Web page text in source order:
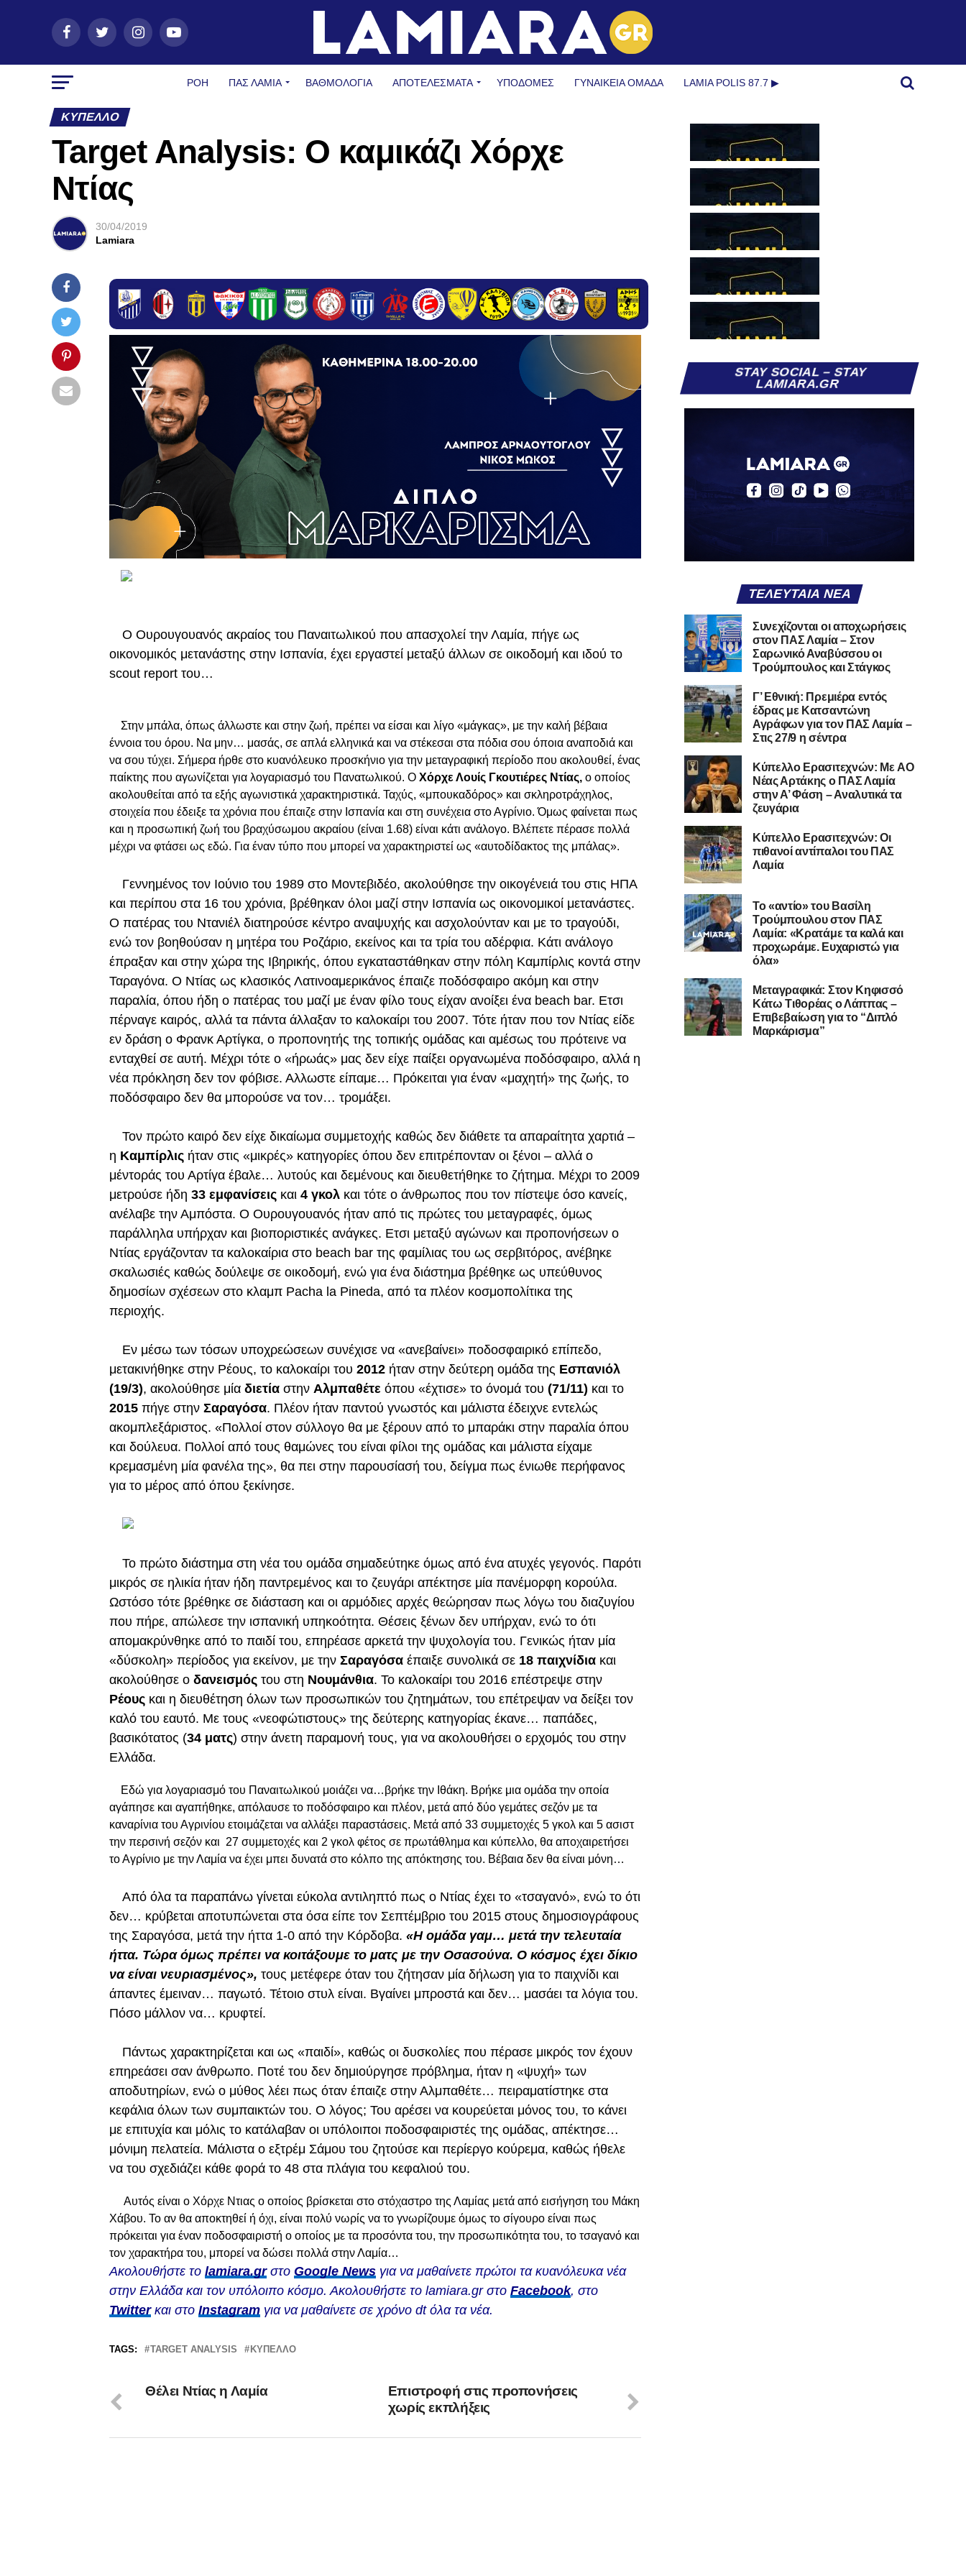
ΡΟΗ ΠΑΣ ΛΑΜΊΑ ΒΑΘΜΟΛΟΓΙΑ ΑΠΟΤΕΛΕΣΜΑΤΑ ΥΠΟΔΟΜΈΣ ΓΥΝΑΙΚΕΊΑ ΟΜΆΔΑ LAMIA POLIS 87.7 ▶︎
ΚΎΠΕΛΛΟ
Target Analysis: Ο καμικάζι Χόρχε
Ντίας
30/04/2019
Lamiara
Ο Ουρουγουανός ακραίος του Παναιτωλικού που απασχολεί την Λαμία, πήγε ως
οικονομικός μετανάστης στην Ισπανία, έχει εργαστεί μεταξύ άλλων σε οικοδομή και ιδού το
scout report του…
Στην μπάλα, όπως άλλωστε και στην ζωή, πρέπει να είσαι και λίγο «μάγκας», με την καλή βέβαια
έννοια του όρου. Να μην… μασάς, σε απλά ελληνικά και να στέκεσαι στα πόδια σου όποια αναποδιά και
να σου τύχει. Σήμερα ήρθε στο κυανόλευκο προσκήνιο για την μεταγραφική περίοδο που ακολουθεί, ένας
παίκτης που αγωνίζεται για λογαριασμό του Πανατωλικού. Ο Χόρχε Λουίς Γκουτιέρες Ντίας, ο οποίος
ακολουθείται από τα εξής αγωνιστικά χαρακτηριστικά. Ταχύς, «μπουκαδόρος» και σκληροτράχηλος,
στοιχεία που έδειξε τα χρόνια που έπαιζε στην Ισπανία και στη συνέχεια στο Αγρίνιο. Όμως φαίνεται πως
και η προσωπική ζωή του βραχύσωμου ακραίου (είναι 1.68) είναι κάτι ανάλογο. Βλέπετε πέρασε πολλά
μέχρι να φτάσει ως εδώ. Για έναν τύπο που μπορεί να χαρακτηριστεί ως «αυτοδίδακτος της μπάλας».
Γεννημένος τον Ιούνιο του 1989 στο Μοντεβιδέο, ακολούθησε την οικογένειά του στις ΗΠΑ
και περίπου στα 16 του χρόνια, βρέθηκαν όλοι μαζί στην Ισπανία ως οικονομικοί μετανάστες.
Ο πατέρας του Ντανιέλ διατηρούσε κέντρο αναψυχής και ασχολούνταν και με το τραγούδι,
ενώ τον βοηθούσαν η μητέρα του Ροζάριο, εκείνος και τα τρία του αδέρφια. Κάτι ανάλογο
έπραξαν και στην χώρα της Ιβηρικής, όπου εγκαταστάθηκαν στην πόλη Καμπίρλις κοντά στην
Ταραγόνα. Ο Ντίας ως κλασικός Λατινοαμερικάνος έπαιζε ποδόσφαιρο ακόμη και στην
παραλία, όπου ήδη ο πατέρας του μαζί με έναν φίλο τους είχαν ανοίξει ένα beach bar. Ετσι
πέρναγε καιρός, αλλά τα πάντα άλλαξαν το καλοκαίρι του 2007. Τότε ήταν που τον Ντίας είδε
εν δράση ο Φρανκ Αρτίγκα, ο προπονητής της τοπικής ομάδας και αμέσως του πρότεινε να
ενταχθεί σε αυτή. Μέχρι τότε ο «ήρωάς» μας δεν είχε παίξει οργανωμένα ποδόσφαιρο, αλλά η
νέα πρόκληση δεν τον φόβισε. Αλλωστε είπαμε… Πρόκειται για έναν «μαχητή» της ζωής, το
ποδόσφαιρο δεν θα μπορούσε να τον… τρομάξει.
Τον πρώτο καιρό δεν είχε δικαίωμα συμμετοχής καθώς δεν διάθετε τα απαραίτητα χαρτιά –
η Καμπίρλις ήταν στις «μικρές» κατηγορίες όπου δεν επιτρέπονταν οι ξένοι – αλλά ο
μέντοράς του Αρτίγα έβαλε… λυτούς και δεμένους και διευθετήθηκε το ζήτημα. Μέχρι το 2009
μετρούσε ήδη 33 εμφανίσεις και 4 γκολ και τότε ο άνθρωπος που τον πίστεψε όσο κανείς,
ανέλαβε την Αμπόστα. Ο Ουρουγουανός ήταν από τις πρώτες του μεταγραφές, όμως
παράλληλα υπήρχαν και βιοποριστικές ανάγκες. Ετσι μεταξύ αγώνων και προπονήσεων ο
Ντίας εργάζονταν τα καλοκαίρια στο beach bar της φαμίλιας του ως σερβιτόρος, ανέβηκε
σκαλωσιές καθώς δούλεψε σε οικοδομή, ενώ για ένα διάστημα βρέθηκε ως υπεύθυνος
δημοσίων σχέσεων στο κλαμπ Pacha la Pineda, από τα πλέον κοσμοπολίτικα της
περιοχής.
Εν μέσω των τόσων υποχρεώσεων συνέχισε να «ανεβαίνει» ποδοσφαιρικό επίπεδο,
μετακινήθηκε στην Ρέους, το καλοκαίρι του 2012 ήταν στην δεύτερη ομάδα της Εσπανιόλ
(19/3), ακολούθησε μία διετία στην Αλμπαθέτε όπου «έχτισε» το όνομά του (71/11) και το
2015 πήγε στην Σαραγόσα. Πλέον ήταν παντού γνωστός και μάλιστα έδειχνε εντελώς
ακομπλεξάριστος. «Πολλοί στον σύλλογο θα με ξέρουν από το μπαράκι στην παραλία όπου
και δούλευα. Πολλοί από τους θαμώνες του είναι φίλοι της ομάδας και μάλιστα είχαμε
κρεμασμένη μία φανέλα της», θα πει στην παρουσίασή του, δείγμα πως ένιωθε περήφανος
για το μέρος από όπου ξεκίνησε.
Το πρώτο διάστημα στη νέα του ομάδα σημαδεύτηκε όμως από ένα ατυχές γεγονός. Παρότι
μικρός σε ηλικία ήταν ήδη παντρεμένος και το ζευγάρι απέκτησε μία πανέμορφη κορούλα.
Ωστόσο τότε βρέθηκε σε διάσταση και οι αρμόδιες αρχές θεώρησαν πως λόγω του διαζυγίου
που πήρε, απώλεσε την ισπανική υπηκοότητα. Θέσεις ξένων δεν υπήρχαν, ενώ το ότι
απομακρύνθηκε από το παιδί του, επηρέασε αρκετά την ψυχολογία του. Γενικώς ήταν μία
«δύσκολη» περίοδος για εκείνον, με την Σαραγόσα έπαιξε συνολικά σε 18 παιχνίδια και
ακολούθησε ο δανεισμός του στη Νουμάνθια. Το καλοκαίρι του 2016 επέστρεψε στην
Ρέους και η διευθέτηση όλων των προσωπικών του ζητημάτων, του επέτρεψαν να δείξει τον
καλό του εαυτό. Με τους «νεοφώτιστους» της δεύτερης κατηγορίας έκανε… παπάδες,
βασικότατος (34 ματς) στην άνετη παραμονή τους, για να ακολουθήσει ο ερχομός του στην
Ελλάδα.
Εδώ για λογαριασμό του Παναιτωλικού μοιάζει να…βρήκε την Ιθάκη. Βρήκε μια ομάδα την οποία
αγάπησε και αγαπήθηκε, απόλαυσε το ποδόσφαιρο και πλέον, μετά από δύο γεμάτες σεζόν με τα
καναρίνια του Αγρινίου ετοιμάζεται να αλλάξει παραστάσεις. Μετά από 33 συμμετοχές 5 γκολ και 5 ασιστ
την περσινή σεζόν και 27 συμμετοχές και 2 γκολ φέτος σε πρωτάθλημα και κύπελλο, θα αποχαιρετήσει
το Αγρίνιο με την Λαμία να έχει μπει δυνατά στο κόλπο της απόκτησης του. Βέβαια δεν θα είναι μόνη…
Από όλα τα παραπάνω γίνεται εύκολα αντιληπτό πως ο Ντίας έχει το «τσαγανό», ενώ το ότι
δεν… κρύβεται αποτυπώνεται στα όσα είπε τον Σεπτέμβριο του 2015 στους δημοσιογράφους
της Σαραγόσα, μετά την ήττα 1-0 από την Κόρδοβα. «Η ομάδα γαμ… μετά την τελευταία
ήττα. Τώρα όμως πρέπει να κοιτάξουμε το ματς με την Οσασούνα. Ο κόσμος έχει δίκιο
να είναι νευριασμένος», τους μετέφερε όταν του ζήτησαν μία δήλωση για το παιχνίδι και
άπαντες έμειναν… παγωτό. Τέτοιο στυλ είναι. Βγαίνει μπροστά και δεν… μασάει τα λόγια του.
Πόσο μάλλον να… κρυφτεί.
Πάντως χαρακτηρίζεται και ως «παιδί», καθώς οι δυσκολίες που πέρασε μικρός τον έχουν
επηρεάσει σαν άνθρωπο. Ποτέ του δεν δημιούργησε πρόβλημα, ήταν η «ψυχή» των
αποδυτηρίων, ενώ ο μύθος λέει πως όταν έπαιζε στην Αλμπαθέτε… πειραματίστηκε στα
κεφάλια όλων των συμπαικτών του. Ο λόγος; Του αρέσει να κουρεύεται μόνος του, το κάνει
με επιτυχία και μόλις το κατάλαβαν οι υπόλοιποι ποδοσφαιριστές της ομάδας, απέκτησε…
μόνιμη πελατεία. Μάλιστα ο εξτρέμ Σάμου του ζητούσε και περίεργο κούρεμα, καθώς ήθελε
να του σχεδιάζει κάθε φορά το 48 στα πλάγια του κεφαλιού του.
Aυτός είναι ο Χόρχε Ντιας ο οποίος βρίσκεται στο στόχαστρο της Λαμίας μετά από εισήγηση του Μάκη
Χάβου. Το αν θα αποκτηθεί ή όχι, είναι πολύ νωρίς να το γνωρίζουμε όμως το σίγουρο είναι πως
πρόκειται για έναν ποδοσφαιριστή ο οποίος με τα προσόντα του, την προσωπικότητα του, το τσαγανό και
τον χαρακτήρα του, μπορεί να δώσει πολλά στην Λαμία…
Ακολουθήστε το lamiara.grστο Google News για να μαθαίνετε πρώτοι τα κυανόλευκα νέα
στην Ελλάδα και τον υπόλοιπο κόσμο. Ακολουθήστε το lamiara.gr στο Facebook, στο
Twitterκαι στο Instagram για να μαθαίνετε σε χρόνο dt όλα τα νέα.
TAGS: TARGET ANALYSIS ΚΎΠΕΛΛΟ
Επιστροφή στις προπονήσεις
χωρίς εκπλήξεις
Θέλει Ντίας η Λαμία
STAY SOCIAL – STAY
LAMIARA.GR
ΤΕΛΕΥΤΑΊΑ ΝΈΑ
Συνεχίζονται οι αποχωρήσεις
στον ΠΑΣ Λαμία – Στον
Σαρωνικό Αναβύσσου οι
Τρούμπουλος και Στάγκος
Γ’ Εθνική: Πρεμιέρα εντός
έδρας με Κατσαντώνη
Αγράφων για τον ΠΑΣ Λαμία –
Στις 27/9 η σέντρα
Kύπελλο Ερασιτεχνών: Με AO
Nέας Αρτάκης ο ΠΑΣ Λαμία
στην Α’ Φάση – Αναλυτικά τα
ζευγάρια
Κύπελλο Ερασιτεχνών: Οι
πιθανοί αντίπαλοι του ΠΑΣ
Λαμία
Το «αντίο» του Βασίλη
Τρούμπουλου στον ΠΑΣ
Λαμία: «Κρατάμε τα καλά και
προχωράμε. Ευχαριστώ για
όλα»
Μεταγραφικά: Στον Κηφισσό
Κάτω Τιθορέας ο Λάππας –
Επιβεβαίωση για το “Διπλό
Μαρκάρισμα”